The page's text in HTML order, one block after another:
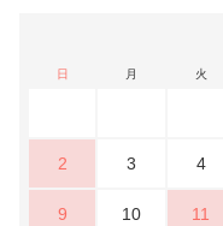
日 月 火
2 3 4
9 10 11